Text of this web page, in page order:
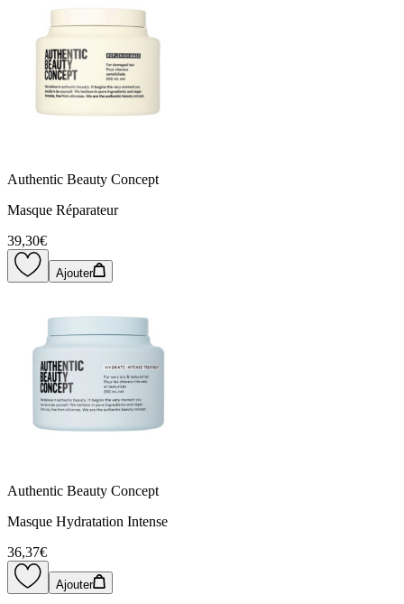
Authentic Beauty Concept
Masque Réparateur
39,30€
Ajouter
Authentic Beauty Concept
Masque Hydratation Intense
36,37€
Ajouter